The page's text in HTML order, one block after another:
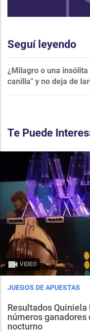
Seguí leyendo
¿Milagro o una
canilla" y no deja de
Te Puede
VIDEO
JUEGOS DE APUESTAS
Resultados Quiniela
números
nocturno